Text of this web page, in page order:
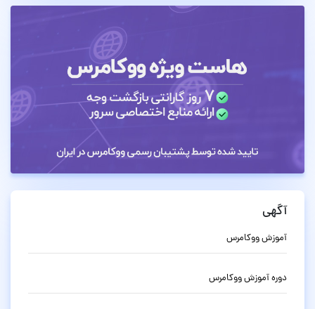
آگهی
آموزش ووکامرس
دوره آموزش ووکامرس